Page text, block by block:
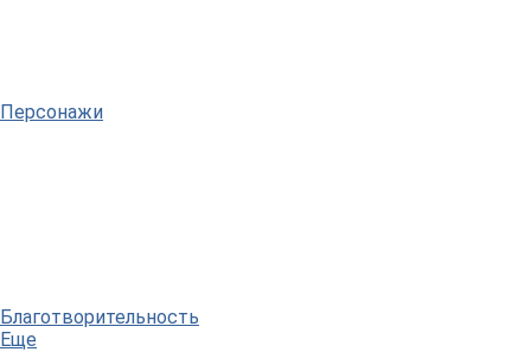
Персонажи
Благотворительность
Еще